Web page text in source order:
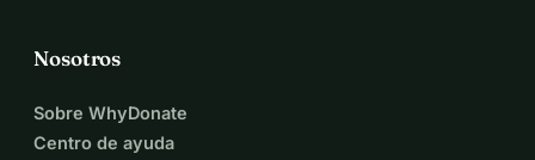
Nosotros
Sobre WhyDonate
Centro de ayuda